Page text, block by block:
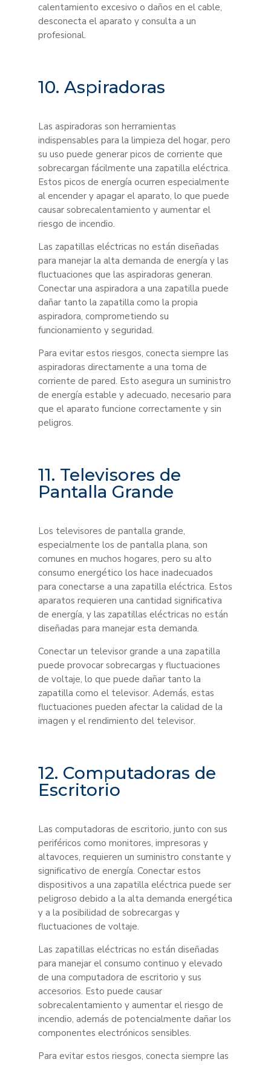
calentamiento excesivo o daños en el cable,
desconecta el aparato y consulta a un
profesional.
10. Aspiradoras
Las aspiradoras son herramientas
indispensables para la limpieza del hogar, pero
su uso puede generar picos de corriente que
sobrecargan fácilmente una zapatilla eléctrica.
Estos picos de energía ocurren especialmente
al encender y apagar el aparato, lo que puede
causar sobrecalentamiento y aumentar el
riesgo de incendio.
Las zapatillas eléctricas no están diseñadas
para manejar la alta demanda de energía y las
fluctuaciones que las aspiradoras generan.
Conectar una aspiradora a una zapatilla puede
dañar tanto la zapatilla como la propia
aspiradora, comprometiendo su
funcionamiento y seguridad.
Para evitar estos riesgos, conecta siempre las
aspiradoras directamente a una toma de
corriente de pared. Esto asegura un suministro
de energía estable y adecuado, necesario para
que el aparato funcione correctamente y sin
peligros.
11. Televisores de
Pantalla Grande
Los televisores de pantalla grande,
especialmente los de pantalla plana, son
comunes en muchos hogares, pero su alto
consumo energético los hace inadecuados
para conectarse a una zapatilla eléctrica. Estos
aparatos requieren una cantidad significativa
de energía, y las zapatillas eléctricas no están
diseñadas para manejar esta demanda.
Conectar un televisor grande a una zapatilla
puede provocar sobrecargas y fluctuaciones
de voltaje, lo que puede dañar tanto la
zapatilla como el televisor. Además, estas
fluctuaciones pueden afectar la calidad de la
imagen y el rendimiento del televisor.
12. Computadoras de
Escritorio
Las computadoras de escritorio, junto con sus
periféricos como monitores, impresoras y
altavoces, requieren un suministro constante y
significativo de energía. Conectar estos
dispositivos a una zapatilla eléctrica puede ser
peligroso debido a la alta demanda energética
y a la posibilidad de sobrecargas y
fluctuaciones de voltaje.
Las zapatillas eléctricas no están diseñadas
para manejar el consumo continuo y elevado
de una computadora de escritorio y sus
accesorios. Esto puede causar
sobrecalentamiento y aumentar el riesgo de
incendio, además de potencialmente dañar los
componentes electrónicos sensibles.
Para evitar estos riesgos, conecta siempre las